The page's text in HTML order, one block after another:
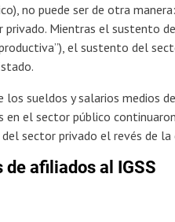
no puede ser de otra
Mientras el sustento
el sustento del
sueldos y salarios medios
el sector público
sector privado el revés de la